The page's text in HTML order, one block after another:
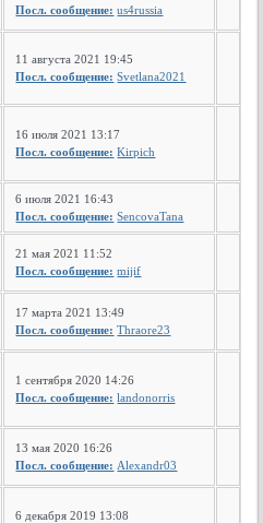
Посл. сообщение: us4russia
11 августа 2021 19:45
Посл. сообщение: Svetlana2021
16 июля 2021 13:17
Посл. сообщение: Kirpich
6 июля 2021 16:43
Посл. сообщение: SencovaTana
21 мая 2021 11:52
Посл. сообщение: mijif
17 марта 2021 13:49
Посл. сообщение: Thraore23
1 сентября 2020 14:26
Посл. сообщение: landonorris
13 мая 2020 16:26
Посл. сообщение: Alexandr03
6 декабря 2019 13:08